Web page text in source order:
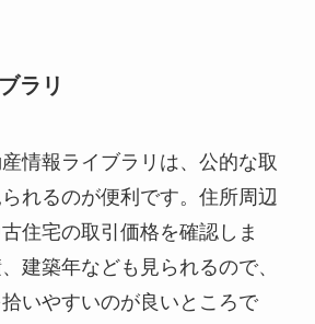
ラリ
情報ライブラリは、公的な取
れるのが便利です。住所周辺
住宅の取引価格を確認しま
建築年なども見られるので、
いやすいのが良いところで